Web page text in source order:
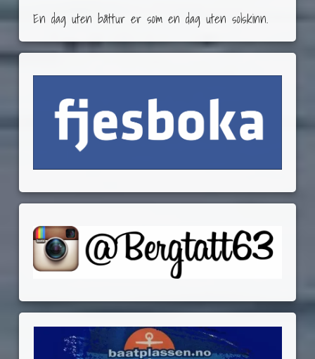
En dag uten båttur er som en dag uten solskinn.